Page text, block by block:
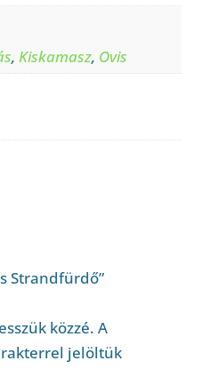
, Kiskamasz, Ovis
Strandfürdő”
közzé. A
jelöltük